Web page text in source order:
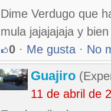
Dime Verdugo que
mula jajajajaja y
0 · Me gusta · No
Guajiro
11 de abril de